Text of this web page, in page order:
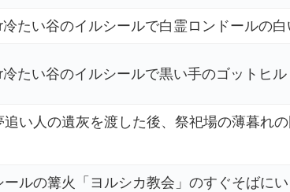
たい谷のイルシールで白霊ロンドールの
たい谷のイルシールで黒い手のゴットヒ
い人の遺灰を渡した後、祭祀場の薄暮れ
ルの篝火「ヨルシカ教会」のすぐそばに